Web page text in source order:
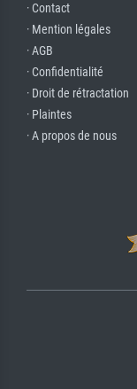
· Contact
· Mention légales
· AGB
· Confidentialité
· Droit de rétractation
· Plaintes
· A propos de nous